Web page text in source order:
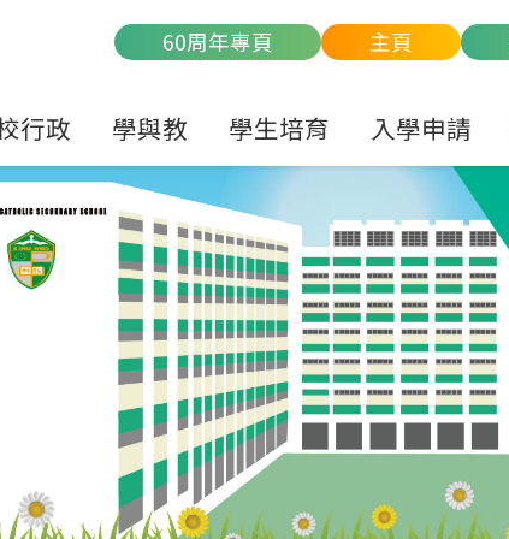
60周年專頁
主頁
行政 學與教 學生培育 入學申請